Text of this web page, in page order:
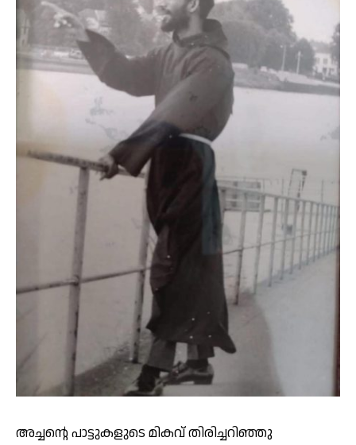
അച്ചന്റെ പാട്ടുകളുടെ മികവ് തിരിച്ചറിഞ്ഞു